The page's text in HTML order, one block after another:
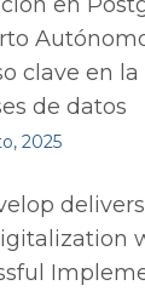
clave en
de datos
2025